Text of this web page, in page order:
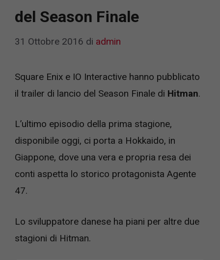
del Season Finale
31 Ottobre 2016 di admin
Square Enix e IO Interactive hanno pubblicato
il trailer di lancio del Season Finale di Hitman.
L’ultimo episodio della prima stagione,
disponibile oggi, ci porta a Hokkaido, in
Giappone, dove una vera e propria resa dei
conti aspetta lo storico protagonista Agente
47.
Lo sviluppatore danese ha piani per altre due
stagioni di Hitman.